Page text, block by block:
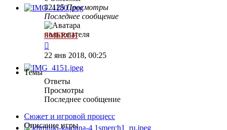
82125Просмотры
Последнее сообщение
SMERCH
22 янв 2018, 00:25
Темы
Ответы
Просмотры
Последнее сообщение
Сюжет и игровой процесс
Описание игры